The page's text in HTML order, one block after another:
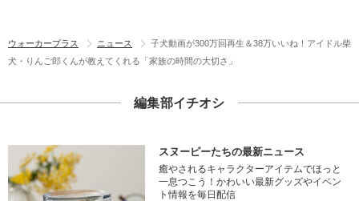
ウォーカープラス ニュース
子犬動画が300万回再生＆38万いいね！アイドル柴
犬・りんご郎くんが教えてくれる「家族の時間の大切さ」
編集部イチオシ
スヌーピーたちの最新ニュース
癒やされるキャラクターアイテムでほっと
一息つこう！かわいい最新グッズやイベン
ト情報を毎日配信